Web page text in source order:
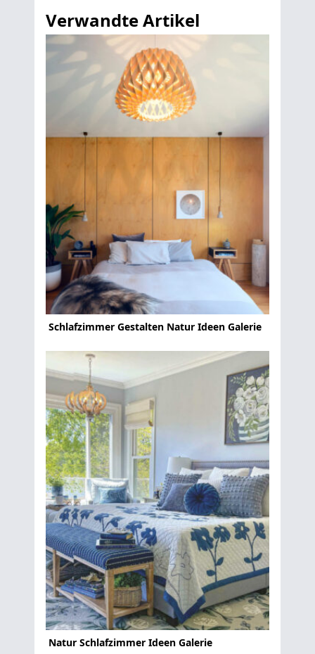
Verwandte Artikel
Schlafzimmer Gestalten Natur Ideen Galerie
Natur Schlafzimmer Ideen Galerie